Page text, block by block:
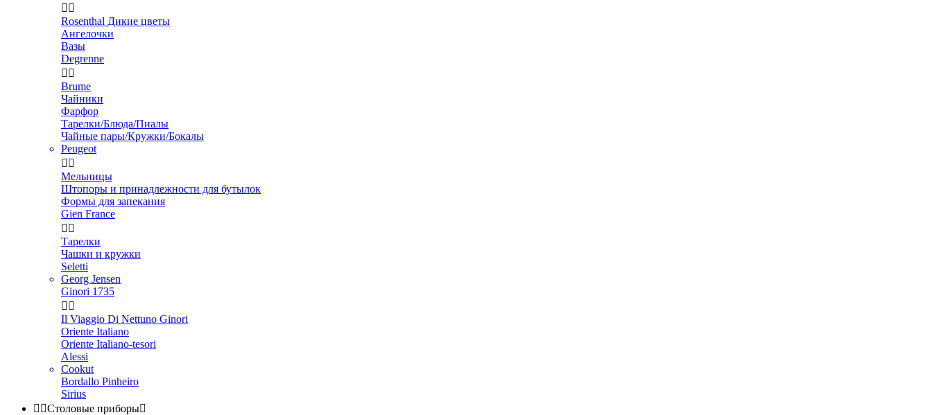
 
Rosenthal Дикие цветы
Ангелочки
Вазы
Degrenne
 
Brume
Чайники
Фарфор
Тарелки/Блюда/Пиалы
Чайные пары/Кружки/Бокалы
Peugeot
 
Мельницы
Штопоры и принадлежности для бутылок
Формы для запекания
Gien France
 
Тарелки
Чашки и кружки
Seletti
Georg Jensen
Ginori 1735
 
Il Viaggio Di Nettuno Ginori
Oriente Italiano
Oriente Italiano-tesori
Alessi
Cookut
Bordallo Pinheiro
Sirius
 Столовые приборы